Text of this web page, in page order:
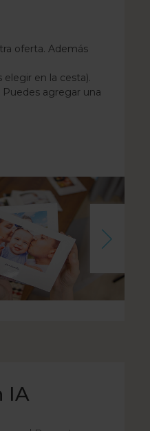
oferta. Además
en la cesta).
agregar una
IA